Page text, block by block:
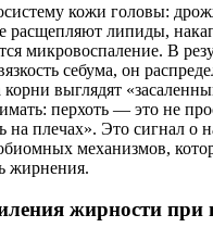
кожи головы:
расщепляют липиды,
микровоспаление. В
себума, он
корни выглядят
перхоть — это не
на плечах». Это сигнал о
механизмов,
жирнения.
жирности при